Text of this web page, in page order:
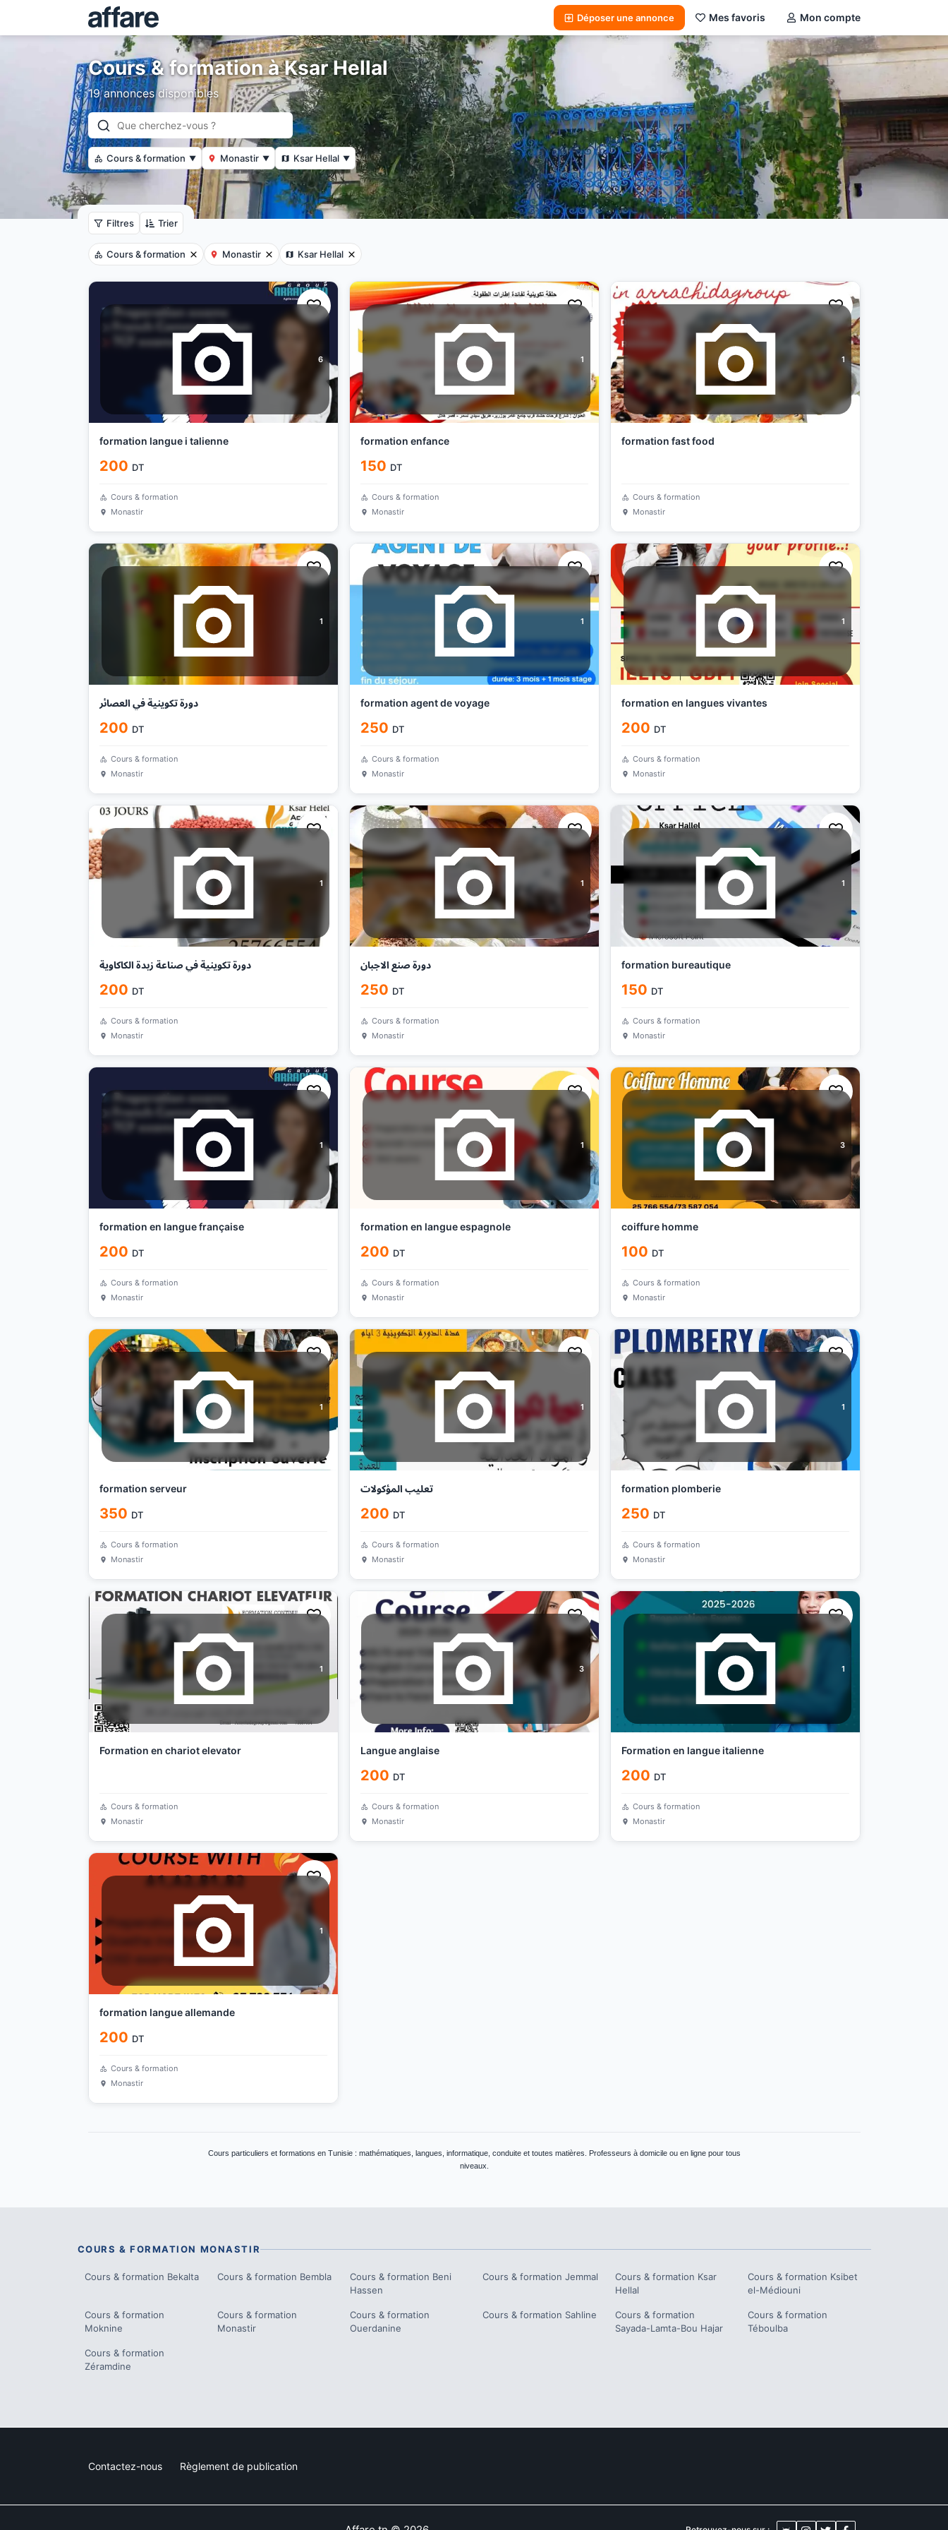
Déposer une annonce Mes favoris Mon compte
Cours & formation à Ksar Hellal
19 annonces disponibles
Cours & formation ▼ Monastir ▼ Ksar Hellal ▼
Filtres Trier
Cours & formation Monastir Ksar Hellal
6
formation langue i talienne
200 DT
Cours & formation
Monastir
1
formation enfance
150 DT
Cours & formation
Monastir
1
formation fast food
Cours & formation
Monastir
1
دورة تكوينية في العصائر
200 DT
Cours & formation
Monastir
1
formation agent de voyage
250 DT
Cours & formation
Monastir
1
formation en langues vivantes
200 DT
Cours & formation
Monastir
1
دورة تكوينية في صناعة زبدة الكاكاوية
200 DT
Cours & formation
Monastir
1
دورة صنع الاجبان
250 DT
Cours & formation
Monastir
1
formation bureautique
150 DT
Cours & formation
Monastir
1
formation en langue française
200 DT
Cours & formation
Monastir
1
formation en langue espagnole
200 DT
Cours & formation
Monastir
3
coiffure homme
100 DT
Cours & formation
Monastir
1
formation serveur
350 DT
Cours & formation
Monastir
1
تعليب المؤكولات
200 DT
Cours & formation
Monastir
1
formation plomberie
250 DT
Cours & formation
Monastir
1
Formation en chariot elevator
Cours & formation
Monastir
3
Langue anglaise
200 DT
Cours & formation
Monastir
1
Formation en langue italienne
200 DT
Cours & formation
Monastir
1
formation langue allemande
200 DT
Cours & formation
Monastir
Cours particuliers et formations en Tunisie : mathématiques, langues, informatique, conduite et toutes matières. Professeurs à domicile ou en ligne pour tous
niveaux.
COURS & FORMATION MONASTIR
Cours & formation Bekalta Cours & formation Bembla Cours & formation Beni
Hassen
Cours & formation Jemmal Cours & formation Ksar
Hellal
Cours & formation Ksibet
el-Médiouni
Cours & formation
Moknine
Cours & formation
Monastir
Cours & formation
Ouerdanine
Cours & formation Sahline
Cours & formation
Sayada-Lamta-Bou Hajar
Cours & formation
Téboulba
Cours & formation
Zéramdine
Contactez-nous Règlement de publication